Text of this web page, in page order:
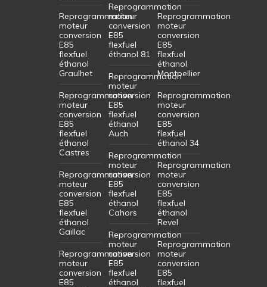
Reprogrammation
moteur
conversion
E85
flexfuel
éthanol
Graulhet
Reprogrammation
moteur
conversion
E85
flexfuel
éthanol
Castres
Reprogrammation
moteur
conversion
E85
flexfuel
éthanol
Gaillac
Reprogrammation
moteur
conversion
E85
Reprogrammation
moteur
conversion
E85
flexfuel
éthanol 81
Reprogrammation
moteur
conversion
E85
flexfuel
éthanol
Auch
Reprogrammation
moteur
conversion
E85
flexfuel
éthanol
Cahors
Reprogrammation
moteur
conversion
E85
flexfuel
éthanol
Reprogrammation
moteur
conversion
E85
flexfuel
éthanol
Montpellier
Reprogrammation
moteur
conversion
E85
flexfuel
éthanol 34
Reprogrammation
moteur
conversion
E85
flexfuel
éthanol
Revel
Reprogrammation
moteur
conversion
E85
flexfuel